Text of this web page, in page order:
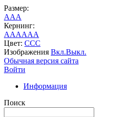
Размер:
AAA
Кернинг:
AAAAAA
Цвет: CCC
Изображения Вкл.Выкл.
Обычная версия сайта
Войти
Информация
Поиск